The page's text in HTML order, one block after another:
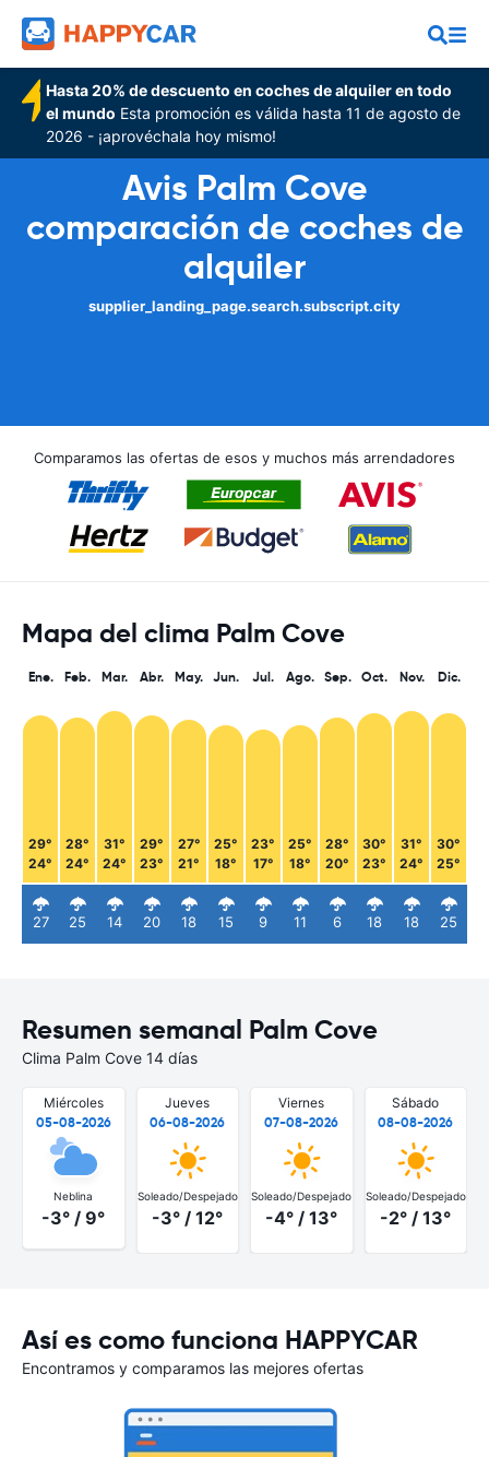
Hasta 20% de descuento en coches de alquiler en todo
el mundo Esta promoción es válida hasta 11 de agosto de
2026 - ¡aprovéchala hoy mismo!
Avis Palm Cove
comparación de coches de
alquiler
supplier_landing_page.search.subscript.city
Comparamos las ofertas de esos y muchos más arrendadores
Mapa del clima Palm Cove
Ene.
29°
24°
27
Feb.
28°
24°
25
Mar.
31°
24°
14
Abr.
29°
23°
20
May.
27°
21°
18
Jun.
25°
18°
15
Jul.
23°
17°
9
Ago.
25°
18°
11
Sep.
28°
20°
6
Oct.
30°
23°
18
Nov.
31°
24°
18
Dic.
30°
25°
25
Resumen semanal Palm Cove
Clima Palm Cove 14 días
Miércoles
05-08-2026
Neblina
-3° / 9°
Jueves
06-08-2026
Soleado/Despejado
-3° / 12°
Viernes
07-08-2026
Soleado/Despejado
-4° / 13°
Sábado
08-08-2026
Soleado/Despejado
-2° / 13°
Así es como funciona HAPPYCAR
Encontramos y comparamos las mejores ofertas